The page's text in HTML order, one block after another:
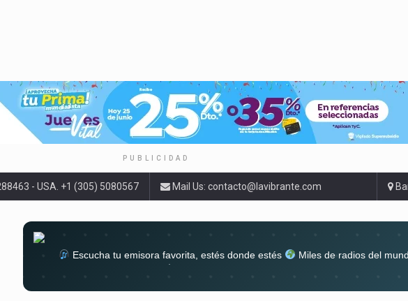
PUBLICIDAD
- USA. +1 (305) 5080567 Mail Us: contacto@lavibrante.com
Escucha tu emisora favorita, estés donde estés
Miles de radios del